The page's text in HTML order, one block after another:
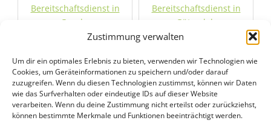
Zustimmung verwalten
Um dir ein optimales Erlebnis zu bieten, verwenden wir Technologien wie
Cookies, um Geräteinformationen zu speichern und/oder darauf
zuzugreifen. Wenn du diesen Technologien zustimmst, können wir Daten
wie das Surfverhalten oder eindeutige IDs auf dieser Website
verarbeiten. Wenn du deine Zustimmung nicht erteilst oder zurückziehst,
können bestimmte Merkmale und Funktionen beeinträchtigt werden.
Bereitschaftsdienst in
Geseke
Bereitschaftsdienst in
Gütersloh
Bereitschaftsdienst in
Harsewinkel
Bereitschaftsdienst in
Herford
Bereitschaftsdienst in
Hiddenhausen
Bereitschaftsdienst in
Hövelhof